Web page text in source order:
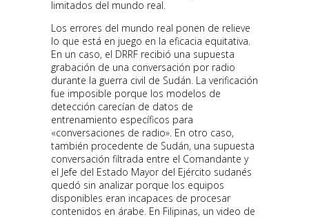
limitados del mundo real.
Los errores del mundo real ponen de relieve
lo que está en juego en la eficacia equitativa.
En un caso, el DRRF recibió una supuesta
grabación de una conversación por radio
durante la guerra civil de Sudán. La verificación
fue imposible porque los modelos de
detección carecían de datos de
entrenamiento específicos para
«conversaciones de radio». En otro caso,
también procedente de Sudán, una supuesta
conversación filtrada entre el Comandante y
el Jefe del Estado Mayor del Ejército sudanés
quedó sin analizar porque los equipos
disponibles eran incapaces de procesar
contenidos en árabe. En Filipinas, un video de